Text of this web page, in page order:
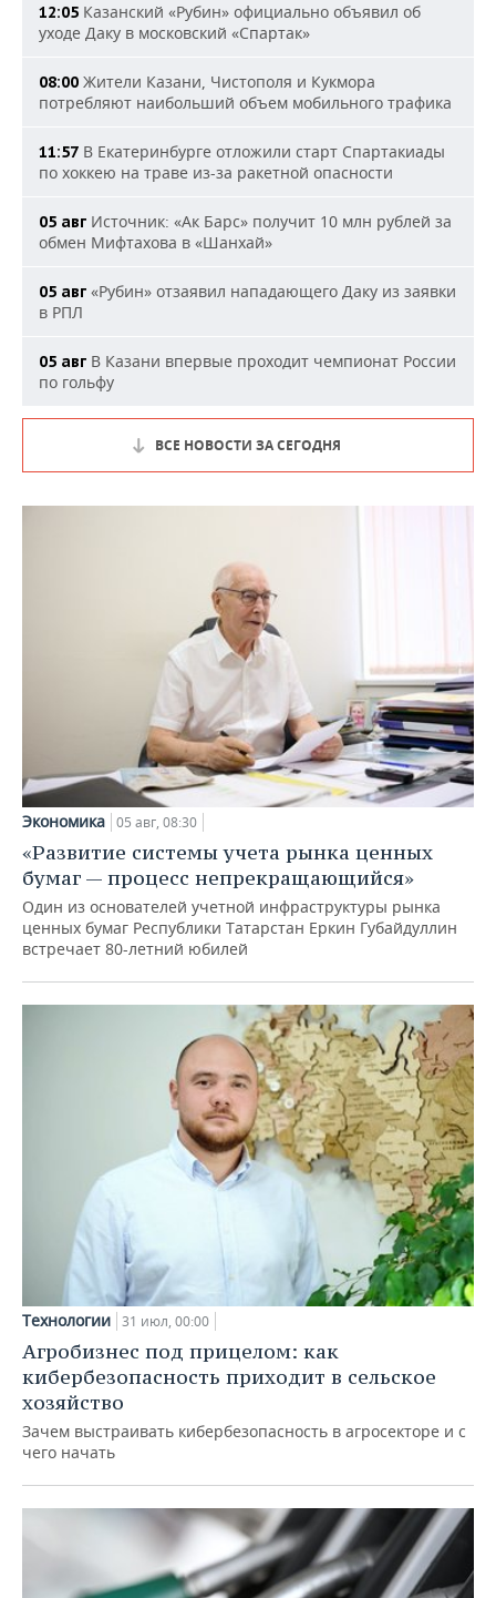
12:05 Казанский «Рубин» официально объявил об
уходе Даку в московский «Спартак»
08:00 Жители Казани, Чистополя и Кукмора
потребляют наибольший объем мобильного трафика
11:57 В Екатеринбурге отложили старт Спартакиады
по хоккею на траве из-за ракетной опасности
05 авг Источник: «Ак Барс» получит 10 млн рублей за
обмен Мифтахова в «Шанхай»
05 авг «Рубин» отзаявил нападающего Даку из заявки
в РПЛ
05 авг В Казани впервые проходит чемпионат России
по гольфу
ВСЕ НОВОСТИ ЗА СЕГОДНЯ
Экономика 05 авг, 08:30
«Развитие системы учета рынка ценных
бумаг — процесс непрекращающийся»
Один из основателей учетной инфраструктуры рынка
ценных бумаг Республики Татарстан Еркин Губайдуллин
встречает 80-летний юбилей
Технологии 31 июл, 00:00
Агробизнес под прицелом: как
кибербезопасность приходит в сельское
хозяйство
Зачем выстраивать кибербезопасность в агросекторе и с
чего начать